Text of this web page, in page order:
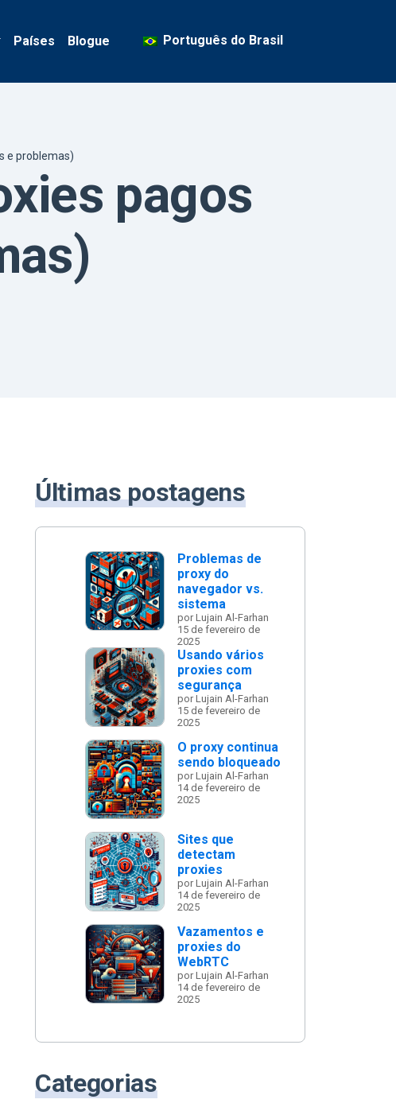
Países Blogue Português do Brasil
e problemas)
pagos
Últimas postagens
Problemas de
proxy do
navegador vs.
sistema
por Lujain Al-Farhan
15 de fevereiro de
2025
Usando vários
proxies com
segurança
por Lujain Al-Farhan
15 de fevereiro de
2025
O proxy continua
sendo bloqueado
por Lujain Al-Farhan
14 de fevereiro de
2025
Sites que
detectam
proxies
por Lujain Al-Farhan
14 de fevereiro de
2025
Vazamentos e
proxies do
WebRTC
por Lujain Al-Farhan
14 de fevereiro de
2025
Categorias